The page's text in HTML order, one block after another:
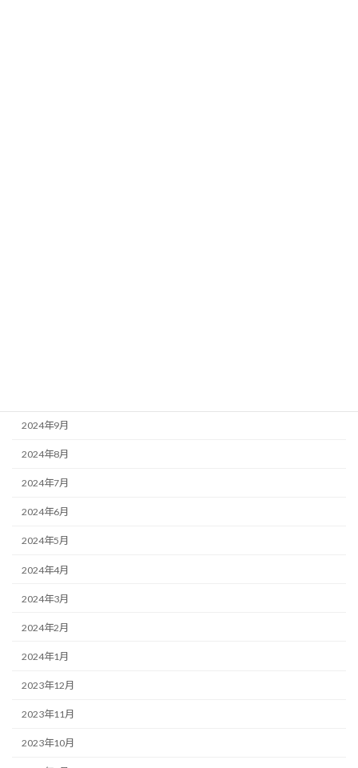
2024年9月
2024年8月
2024年7月
2024年6月
2024年5月
2024年4月
2024年3月
2024年2月
2024年1月
2023年12月
2023年11月
2023年10月